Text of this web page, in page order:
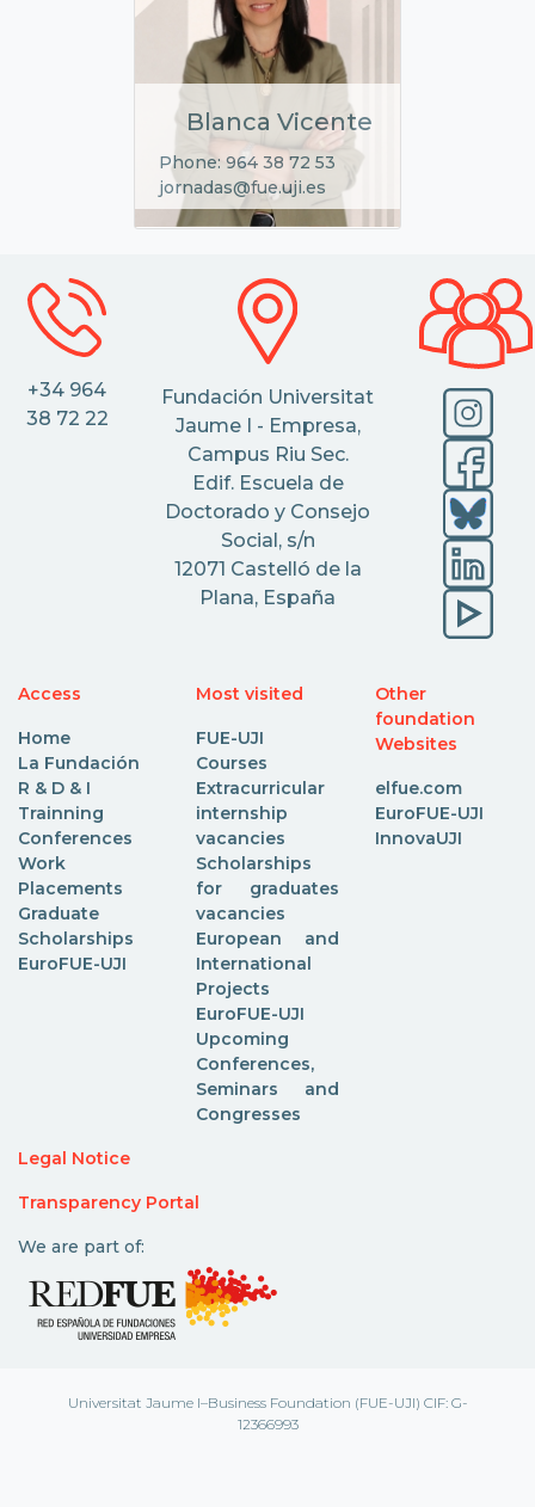
Blanca Vicente
Phone: 964 38 72 53
jornadas@fue.uji.es
+34 964
38 72 22
Fundación Universitat
Jaume I - Empresa,
Campus Riu Sec.
Edif. Escuela de
Doctorado y Consejo
Social, s/n
12071 Castelló de la
Plana, España
Access
Home
La Fundación
R & D & I
Trainning
Conferences
Work
Placements
Graduate
Scholarships
EuroFUE-UJI
Most visited
FUE-UJI
Courses
Extracurricular
internship
vacancies
Scholarships
for graduates
vacancies
European and
International
Projects
EuroFUE-UJI
Upcoming
Conferences,
Seminars and
Congresses
Other
foundation
Websites
elfue.com
EuroFUE-UJI
InnovaUJI
Legal Notice
Transparency Portal
We are part of:
Universitat Jaume I–Business Foundation (FUE-UJI) CIF: G-
12366993